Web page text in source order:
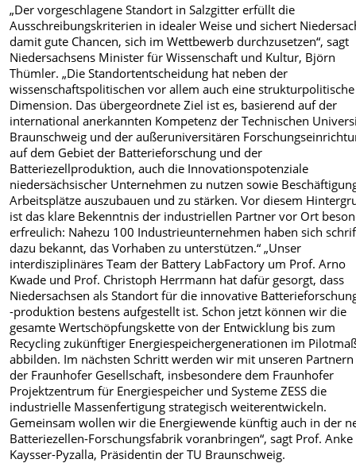
„Der vorgeschlagene Standort in Salzgitter erfüllt die
Ausschreibungskriterien in idealer Weise und sichert
damit gute Chancen, sich im Wettbewerb durchzusetzen“, sagt
Niedersachsens Minister für Wissenschaft und Kultur, Björn
Thümler. „Die Standortentscheidung hat neben der
wissenschaftspolitischen vor allem auch eine strukturpolitische
Dimension. Das übergeordnete Ziel ist es, basierend auf der
international anerkannten Kompetenz der Technischen
Braunschweig und der außeruniversitären
auf dem Gebiet der Batterieforschung und der
Batteriezellproduktion, auch die Innovationspotenziale
niedersächsischer Unternehmen zu nutzen sowie
Arbeitsplätze auszubauen und zu stärken. Vor diesem
ist das klare Bekenntnis der industriellen Partner vor Ort
erfreulich: Nahezu 100 Industrieunternehmen haben sich
dazu bekannt, das Vorhaben zu unterstützen.“ „Unser
interdisziplinäres Team der Battery LabFactory um Prof. Arno
Kwade und Prof. Christoph Herrmann hat dafür gesorgt, dass
Niedersachsen als Standort für die innovative
-produktion bestens aufgestellt ist. Schon jetzt können wir die
gesamte Wertschöpfungskette von der Entwicklung bis zum
Recycling zukünftiger Energiespeichergenerationen im
abbilden. Im nächsten Schritt werden wir mit unseren
der Fraunhofer Gesellschaft, insbesondere dem Fraunhofer
Projektzentrum für Energiespeicher und Systeme ZESS die
industrielle Massenfertigung strategisch weiterentwickeln.
Gemeinsam wollen wir die Energiewende künftig auch in der
Batteriezellen-Forschungsfabrik voranbringen“, sagt Prof. Anke
Kaysser-Pyzalla, Präsidentin der TU Braunschweig.